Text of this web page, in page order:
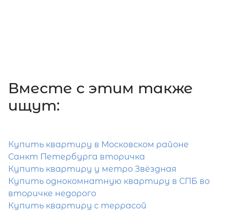
Площадь кухни
Жилая площадь
Затрудняетесь с выбором?
Мы поможем подобрать
Вместе c этим также
ищут:
Купить квартиру в Московском районе
Санкт Петербурга вторичка
Купить квартиру у метро Звёздная
Купить однокомнатную квартиру в СПБ во
вторичке недорого
Купить квартиру с террасой